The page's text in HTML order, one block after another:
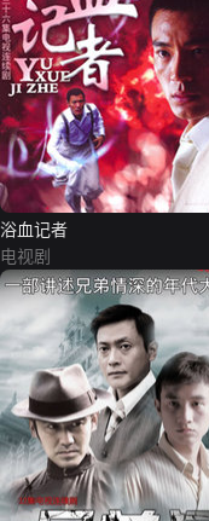
浴血记者
电视剧